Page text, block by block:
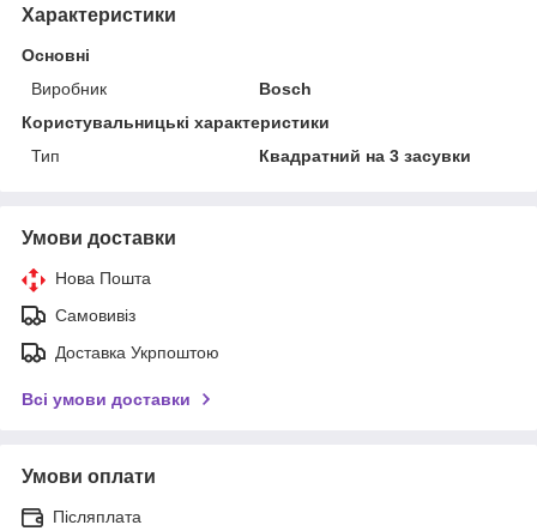
Характеристики
Основні
Виробник
Bosch
Користувальницькі характеристики
Тип
Квадратний на 3 засувки
Умови доставки
Нова Пошта
Самовивіз
Доставка Укрпоштою
Всі умови доставки
Умови оплати
Післяплата